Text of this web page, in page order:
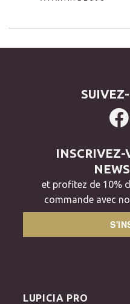
INSCRIVEZ-
et profitez de 10%
commande avec
LUPICIA PRO